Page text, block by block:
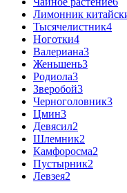
Лимонник
Тысячелистник4
Ноготки4
Валериана3
Женьшень3
Родиола3
Зверобой3
Черноголовник3
Цмин3
Девясил2
Шлемник2
Камфоросма2
Пустырник2
Левзея2